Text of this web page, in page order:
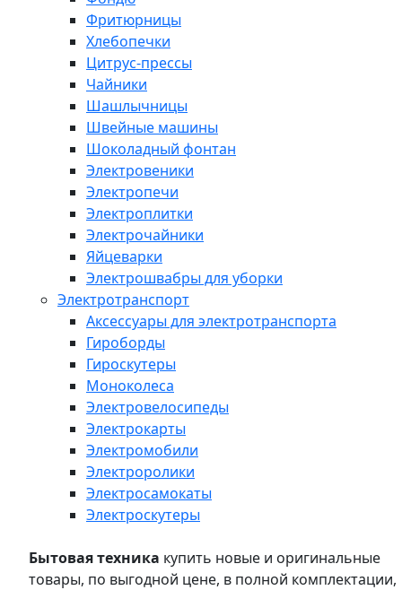
Фритюрницы
Хлебопечки
Цитрус-прессы
Чайники
Шашлычницы
Швейные машины
Шоколадный фонтан
Электровеники
Электропечи
Электроплитки
Электрочайники
Яйцеварки
Электрошвабры для уборки
Электротранспорт
Аксессуары для электротранспорта
Гироборды
Гироскутеры
Моноколеса
Электровелосипеды
Электрокарты
Электромобили
Электроролики
Электросамокаты
Электроскутеры
Бытовая техника купить новые и оригинальные
товары, по выгодной цене, в полной комплектации,